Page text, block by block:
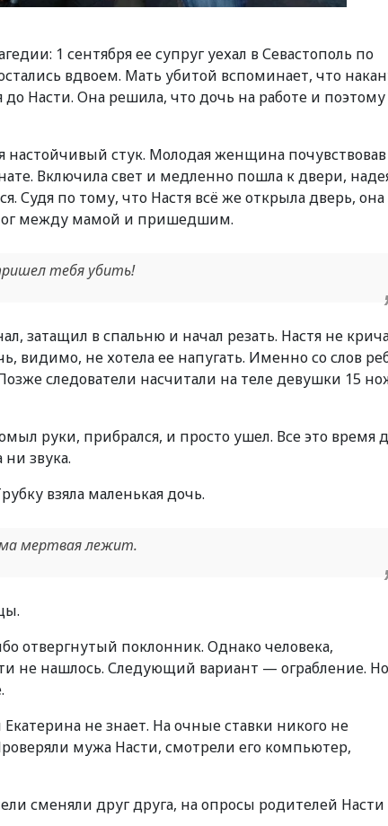
1 сентября ее супруг уехал в Севастополь по
вдвоем. Мать убитой вспоминает, что
до Насти. Она решила, что дочь на работе и
настойчивый стук. Молодая женщина почувствовав
Включила свет и медленно пошла к двери,
Судя по тому, что Настя всё же открыла дверь, она
между мамой и пришедшим.
тебя убить!
затащил в спальню и начал резать. Настя не
видимо, не хотела ее напугать. Именно со слов
следователи насчитали на теле девушки 15
руки, прибрался, и просто ушел. Все это время
ни звука.
взяла маленькая дочь.
мертвая лежит.
отвергнутый поклонник. Однако человека,
не нашлось. Следующий вариант — ограбление.
не знает. На очные ставки никого не
мужа Насти, смотрели его компьютер,
сменяли друг друга, на опросы родителей Насти